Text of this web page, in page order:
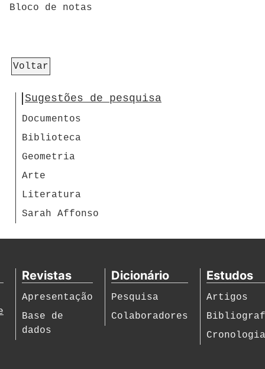
Bloco de notas
Voltar
Sugestões de pesquisa
Documentos
Biblioteca
Geometria
Arte
Literatura
Sarah Affonso
Revistas
Apresentação
Base de
dados
Dicionário
Pesquisa
Colaboradores
Estudos
Artigos